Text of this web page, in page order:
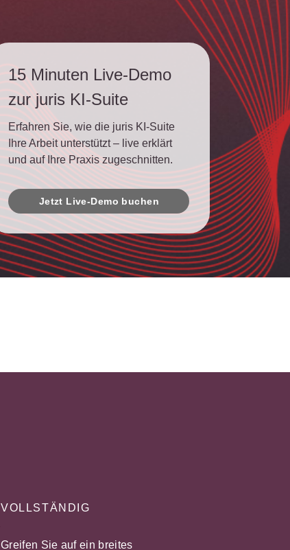
15 Minuten Live-Demo
zur juris KI-Suite
Erfahren Sie, wie die juris KI-Suite
Ihre Arbeit unterstützt – live erklärt
und auf Ihre Praxis zugeschnitten.
Jetzt Live-Demo buchen
VOLLSTÄNDIG
Greifen Sie auf ein breites